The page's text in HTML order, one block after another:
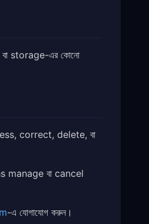
storage-এর কোনো
correct, delete, বা
manage বা cancel
-এ যোগাযোগ করুন।